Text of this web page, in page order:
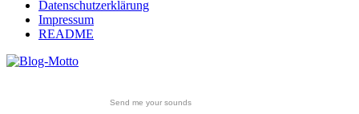
Datenschutzerklärung
Impressum
README
Send me your sounds